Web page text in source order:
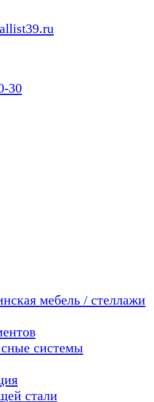
30
мебель / стеллажи
системы
стали